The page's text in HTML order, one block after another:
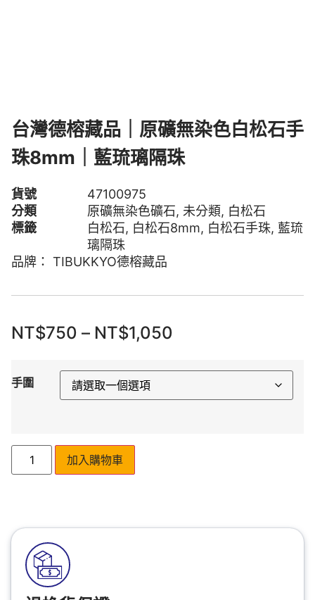
台灣德榕藏品｜原礦無染色白松石手
珠8mm｜藍琉璃隔珠
貨號
47100975
分類
原礦無染色礦石, 未分類, 白松石
標籤
白松石, 白松石8mm, 白松石手珠, 藍琉
璃隔珠
品牌： TIBUKKYO德榕藏品
NT$750 – NT$1,050
手圍
加入購物車